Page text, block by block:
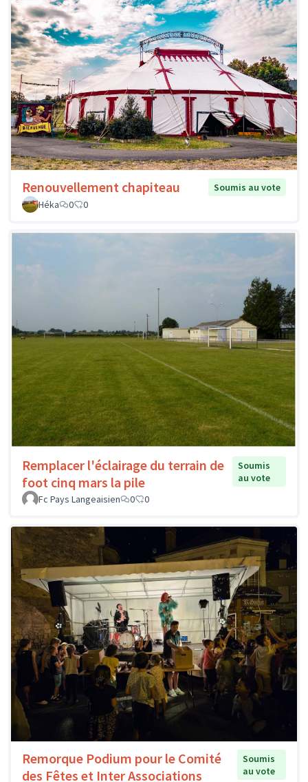
Renouvellement chapiteau
Soumis au vote
Héka
0 0
Remplacer l'éclairage du terrain de
foot cinq mars la pile
Soumis
au vote
Fc Pays Langeaisien
0 0
Remorque Podium pour le Comité
des Fêtes et Inter Associations
Soumis
au vote